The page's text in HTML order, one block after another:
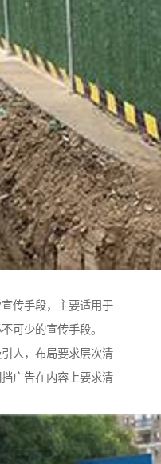
传手段，主要适用于
可少的宣传手段。
人，布局要求层次清
广告在内容上要求清